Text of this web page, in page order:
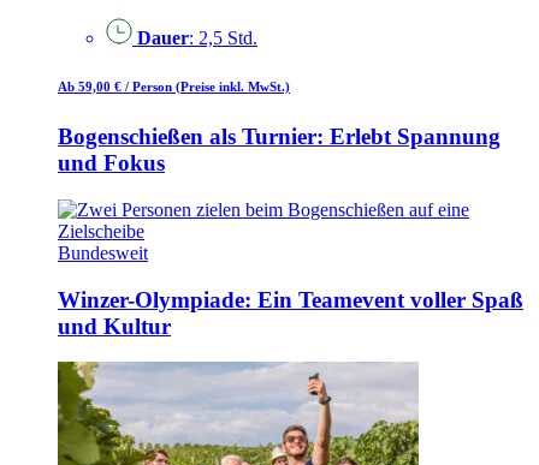
Dauer: 2,5 Std.
Ab 59,00 € / Person (Preise inkl. MwSt.)
Bogenschießen als Turnier: Erlebt Spannung
und Fokus
Bundesweit
Winzer-Olympiade: Ein Teamevent voller Spaß
und Kultur